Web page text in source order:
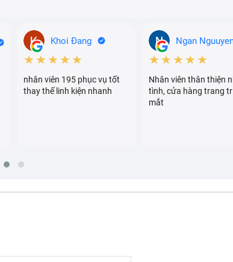
Khoi Đang
★★★★★
nhân viên 195 phục vụ tốt
thay thế linh kiện nhanh
Ngan
★★★★★
Nhân viên thân thiện
tình, cửa hàng trang
mắt